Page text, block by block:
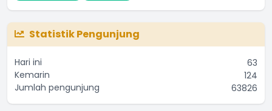
Statistik Pengunjung
Hari ini
63
Kemarin
124
Jumlah pengunjung
63826